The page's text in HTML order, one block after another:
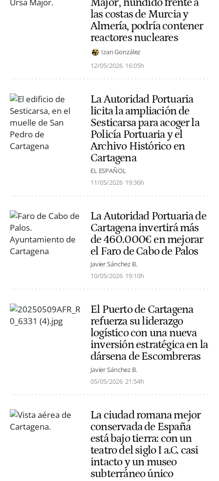
las costas de Murcia y
Almería, podría contener
reactores nucleares
Izan González
12/05/2026 16:05h
La Autoridad Portuaria
licita la ampliación de
Sesticarsa para acoger la
Policía Portuaria y el
Archivo Histórico en
Cartagena
EL ESPAÑOL
11/05/2026 19:36h
La Autoridad Portuaria de
Cartagena invertirá más
de 460.000€ en mejorar
el Faro de Cabo de Palos
Javier Sánchez B.
10/05/2026 19:10h
El Puerto de Cartagena
refuerza su liderazgo
logístico con una nueva
inversión estratégica en la
dársena de Escombreras
Javier Sánchez B.
05/05/2026 21:54h
La ciudad romana mejor
conservada de España
está bajo tierra: con un
teatro del siglo I a.C. casi
intacto y un museo
subterráneo único